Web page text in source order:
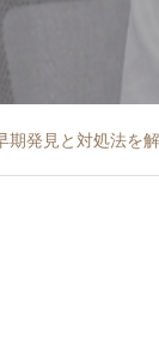
期発見と対処法を